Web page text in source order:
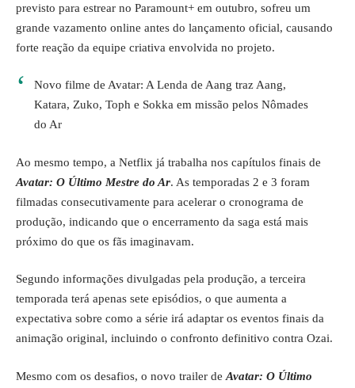
previsto para estrear no Paramount+ em outubro, sofreu um
grande vazamento online antes do lançamento oficial, causando
forte reação da equipe criativa envolvida no projeto.
Novo filme de Avatar: A Lenda de Aang traz Aang,
Katara, Zuko, Toph e Sokka em missão pelos Nômades
do Ar
Ao mesmo tempo, a Netflix já trabalha nos capítulos finais de
Avatar: O Último Mestre do Ar. As temporadas 2 e 3 foram
filmadas consecutivamente para acelerar o cronograma de
produção, indicando que o encerramento da saga está mais
próximo do que os fãs imaginavam.
Segundo informações divulgadas pela produção, a terceira
temporada terá apenas sete episódios, o que aumenta a
expectativa sobre como a série irá adaptar os eventos finais da
animação original, incluindo o confronto definitivo contra Ozai.
Mesmo com os desafios, o novo trailer de Avatar: O Último